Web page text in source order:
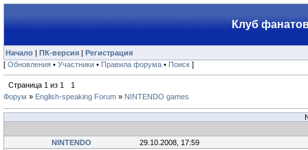
Клуб
Начало | ПК-версия | Регистрация
[ Обновления • Участники • Правила форума • Поиск ]
Страница 1 из 1
1
Форум » English-speaking Forum » NINTENDO games
NINTENDO
29.10.2008, 17:59